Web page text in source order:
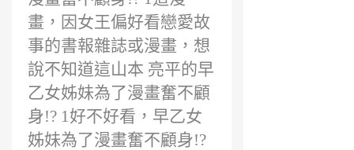
畫，因女王偏好看戀愛故
事的書報雜誌或漫畫，想
說不知道這山本 亮平的早
乙女姊妹為了漫畫奮不顧
身!? 1好不好看，早乙女
姊妹為了漫畫奮不顧身!?